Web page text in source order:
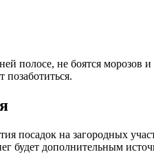
полосе, не боятся
позаботиться.
посадок на загородных
будет дополнительным